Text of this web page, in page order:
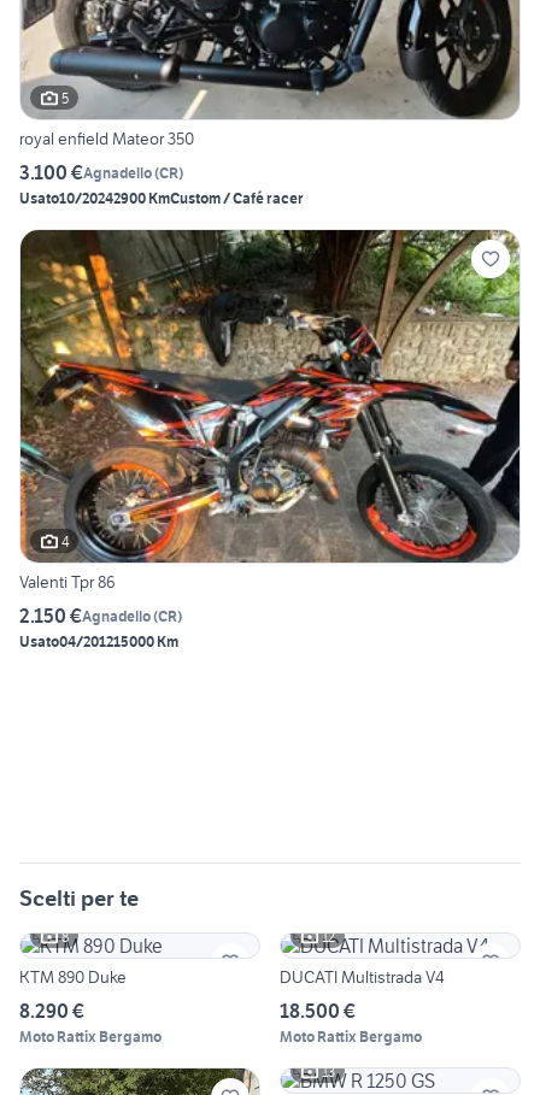
5
royal enfield Mateor 350
3.100 €Agnadello(CR)
Usato10/20242900 KmCustom / Café racer
4
Valenti Tpr 86
2.150 €Agnadello(CR)
Usato04/201215000 Km
Scelti per te
8
KTM 890 Duke
8.290 €
Moto Rattix Bergamo
12
DUCATI Multistrada V4
18.500 €
Moto Rattix Bergamo
13